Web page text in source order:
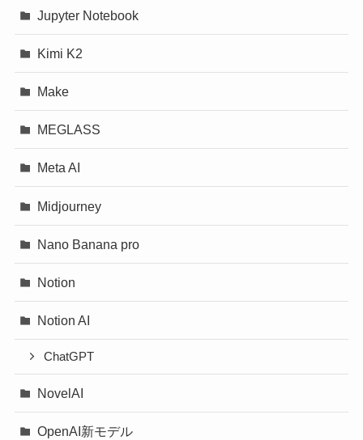
Jupyter Notebook
Kimi K2
Make
MEGLASS
Meta AI
Midjourney
Nano Banana pro
Notion
Notion AI
ChatGPT
NovelAI
OpenAI新モデル